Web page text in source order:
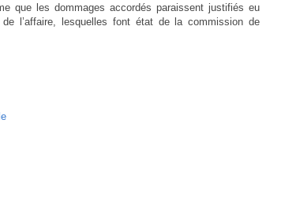
que les dommages accordés paraissent justifiés eu
l’affaire, lesquelles font état de la commission de